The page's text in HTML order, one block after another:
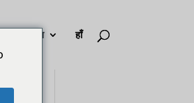
एवं संसाधन हाँ